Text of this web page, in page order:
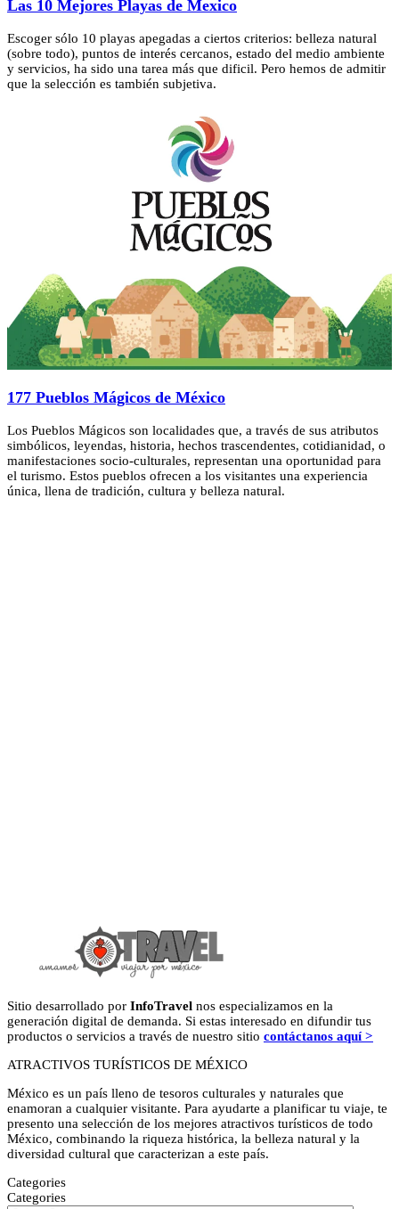
Las 10 Mejores Playas de Mexico
Escoger sólo 10 playas apegadas a ciertos criterios: belleza natural
(sobre todo), puntos de interés cercanos, estado del medio ambiente
y servicios, ha sido una tarea más que dificil. Pero hemos de admitir
que la selección es también subjetiva.
177 Pueblos Mágicos de México
Los Pueblos Mágicos son localidades que, a través de sus atributos
simbólicos, leyendas, historia, hechos trascendentes, cotidianidad, o
manifestaciones socio-culturales, representan una oportunidad para
el turismo. Estos pueblos ofrecen a los visitantes una experiencia
única, llena de tradición, cultura y belleza natural.
Sitio desarrollado por InfoTravel nos especializamos en la
generación digital de demanda. Si estas interesado en difundir tus
productos o servicios a través de nuestro sitio contáctanos aquí >
ATRACTIVOS TURÍSTICOS DE MÉXICO
México es un país lleno de tesoros culturales y naturales que
enamoran a cualquier visitante. Para ayudarte a planificar tu viaje, te
presento una selección de los mejores atractivos turísticos de todo
México, combinando la riqueza histórica, la belleza natural y la
diversidad cultural que caracterizan a este país.
Categories
Categories